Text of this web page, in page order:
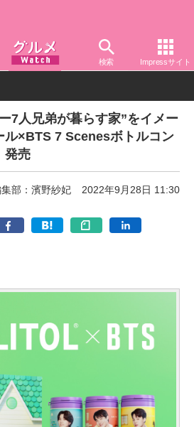
検索 Impressサイト
ーツ あめ・ガム・グミ
7人兄弟が暮らす家”をイメー
ル×BTS 7 Scenesボトルコン
発売
部：濱野紗妃 2022年9月28日 11:30